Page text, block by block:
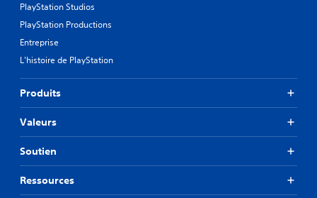
PlayStation Studios
PlayStation Productions
Entreprise
L'histoire de PlayStation
Produits
Valeurs
Soutien
Ressources